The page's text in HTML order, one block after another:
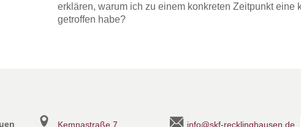
erklären, warum ich zu einem konkreten Zeitpunkt eine
getroffen habe?
Kemnastraße 7 info@skf-recklinghausen.de